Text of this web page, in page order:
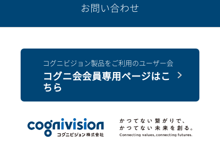
お問い合わせ
コグニビジョン製品をご利用のユーザー会
コグニ会会員専用ページはこ
ちら